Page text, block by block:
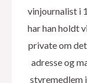
vinjournalist i
har han holdt
private om
adresse og
styremedlem